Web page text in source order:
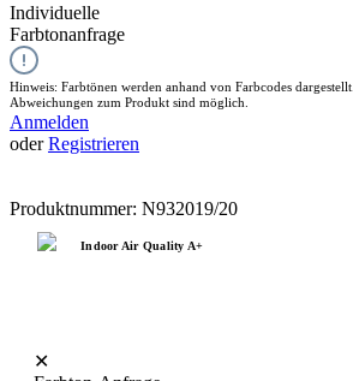
Individuelle
Farbtonanfrage
Hinweis: Farbtönen werden anhand von Farbcodes dargestellt.
Abweichungen zum Produkt sind möglich.
Anmelden
oderRegistrieren
Produktnummer: N932019/20
Indoor Air Quality A+
✕